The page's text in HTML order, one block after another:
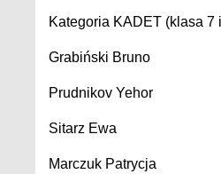
Kategoria KADET (klasa 7
Grabiński Bruno
Prudnikov Yehor
Sitarz Ewa
Marczuk Patrycja